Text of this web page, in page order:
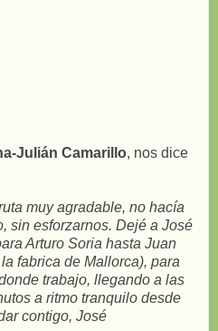
Julián Camarillo, nos dice
muy agradable, no hacía
sin esforzarnos. Dejé a José
Arturo Soria hasta Juan
fabrica de Mallorca), para
trabajo, llegando a las
a ritmo tranquilo desde
contigo, José